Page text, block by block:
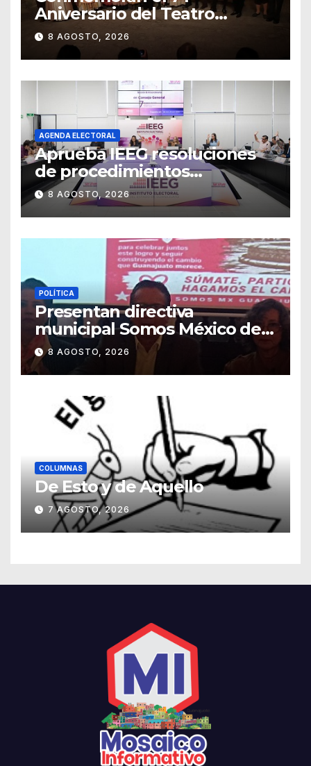
Aniversario del Teatro
Universitario con una
representación del
“Retablillo jovial”
8 AGOSTO, 2026
AGENDA ELECTORAL
Aprueba IEEG resoluciones
de procedimientos
sancionadores
8 AGOSTO, 2026
POLÍTICA
Presentan directiva
municipal Somos México de
Guanajuato
8 AGOSTO, 2026
COLUMNAS
De Esto y de Aquello
7 AGOSTO, 2026